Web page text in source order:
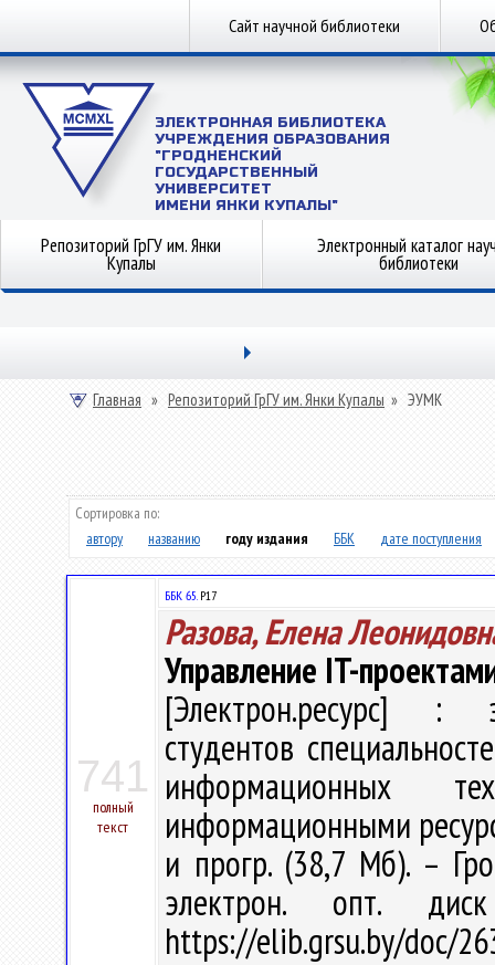
Сайт научной библиотеки
ЭЛЕКТРОННАЯ БИБЛИОТЕКА
УЧРЕЖДЕНИЯ ОБРАЗОВАНИЯ
"ГРОДНЕНСКИЙ
ГОСУДАРСТВЕННЫЙ
УНИВЕРСИТЕТ
ИМЕНИ ЯНКИ КУПАЛЫ"
Репозиторий ГрГУ им. Янки
Купалы
Электронный каталог
библиотеки
Главная » Репозиторий ГрГУ им. Янки Купалы » ЭУМК
Сортировка по:
автору
названию году издания ББК дате поступления
741
полный
текст
ББК 65.Р17
Разова, Елена
Управление IT-
[Электрон.ресурс] :
студентов
информационных
информационными
и прогр. (38,7 Мб). –
электрон. опт.
https://elib.grsu.by/doc/